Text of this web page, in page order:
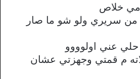
خلاص
سريري ولو شو ما صار
عني اولوووو
م قمتي وجهزتي عشان